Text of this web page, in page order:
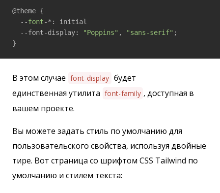
@theme {
  --
font-*: initial
  --font-display:
"Poppins" , "sans-serif" ;
}
В этом случае font-display будет
единственная утилита font-family , доступная в
вашем проекте.
Вы можете задать стиль по умолчанию для
пользовательского свойства, используя двойные
тире. Вот страница со шрифтом CSS Tailwind по
умолчанию и стилем текста: